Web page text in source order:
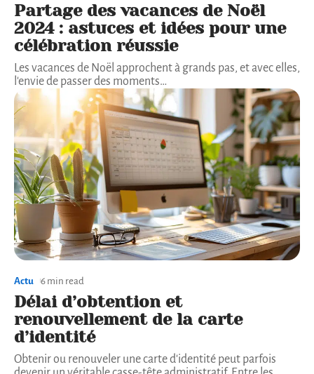
Partage des vacances de Noël
2024 : astuces et idées pour une
célébration réussie
Les vacances de Noël approchent à grands pas, et avec elles,
l'envie de passer des moments…
Actu 6 min read
Délai d’obtention et
renouvellement de la carte
d’identité
Obtenir ou renouveler une carte d'identité peut parfois